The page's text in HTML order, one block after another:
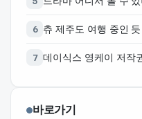
6 츄 제주도 여행 중인 듯
7 데이식스 영케이 저작
바로가기